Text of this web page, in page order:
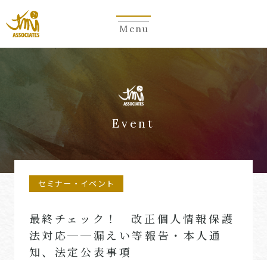
Menu
Event
セミナー・イベント
最終チェック！ 改正個人情報保護
法対応──漏えい等報告・本人通
知、法定公表事項